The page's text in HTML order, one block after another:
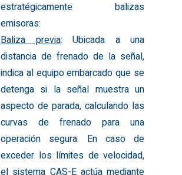
estratégicamente balizas
emisoras:
Baliza previa: Ubicada a una
distancia de frenado de la señal,
indica al equipo embarcado que se
detenga si la señal muestra un
aspecto de parada, calculando las
curvas de frenado para una
operación segura. En caso de
exceder los límites de velocidad,
el sistema CAS-E actúa mediante